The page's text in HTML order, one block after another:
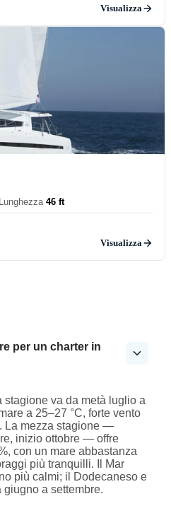
Visualizza
Lunghezza 46 ft
Visualizza
per un charter in
stagione va da metà luglio a
a 25–27 °C, forte vento
La mezza stagione —
inizio ottobre — offre
con un mare abbastanza
più tranquilli. Il Mar
più calmi; il Dodecaneso e
giugno a settembre.